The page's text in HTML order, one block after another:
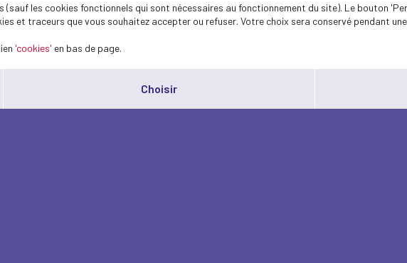
©
(sauf les cookies fonctionnels qui sont nécessaires au fonctionnement du site). Le bouton
et traceurs que vous souhaitez accepter ou refuser. Votre choix sera conservé pendant
'cookies' en bas de page.
Choisir